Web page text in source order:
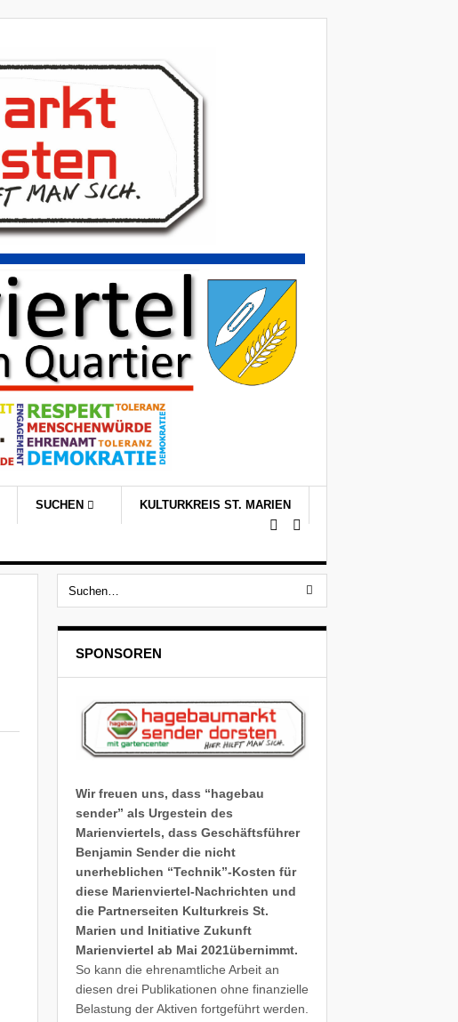
SUCHEN KULTURKREIS ST. MARIEN
SPONSOREN
Wir freuen uns, dass “hagebau
sender” als Urgestein des
Marienviertels, dass Geschäftsführer
Benjamin Sender die nicht
unerheblichen “Technik”-Kosten für
diese Marienviertel-Nachrichten und
die Partnerseiten Kulturkreis St.
Marien und Initiative Zukunft
Marienviertel ab Mai 2021übernimmt.
So kann die ehrenamtliche Arbeit an
diesen drei Publikationen ohne finanzielle
Belastung der Aktiven fortgeführt werden.